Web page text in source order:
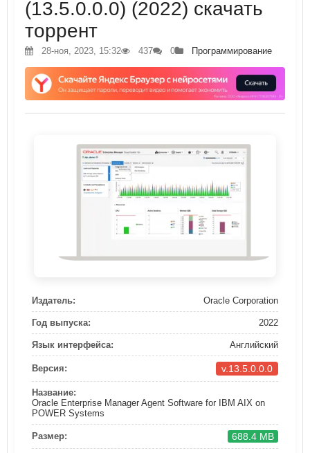
(13.5.0.0.0) (2022) скачать
торрент
28-ноя, 2023, 15:32 437 0 Программирование
Издатель: Oracle Corporation
Год выпуска: 2022
Язык интерфейса: Английский
Версия: v.13.5.0.0.0
Название:
Oracle Enterprise Manager Agent Software for IBM AIX on
POWER Systems
Размер: 688.4 MB